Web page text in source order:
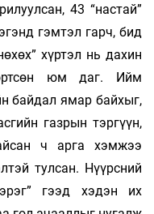
43 “настай”
гэмтэл гарч, бид
хүртэл нь дахин
юм даг. Ийм
байдал ямар байхыг,
газрын тэргүүн,
ч арга хэмжээ
тулсан. Нүүрсний
гээд хэдэн их